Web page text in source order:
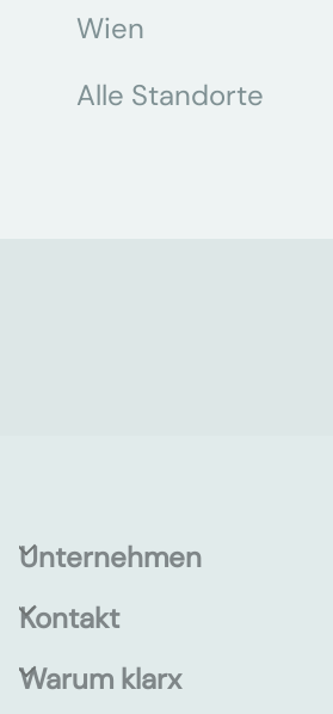
Wien
Alle Standorte
Unternehmen
Kontakt
Warum klarx